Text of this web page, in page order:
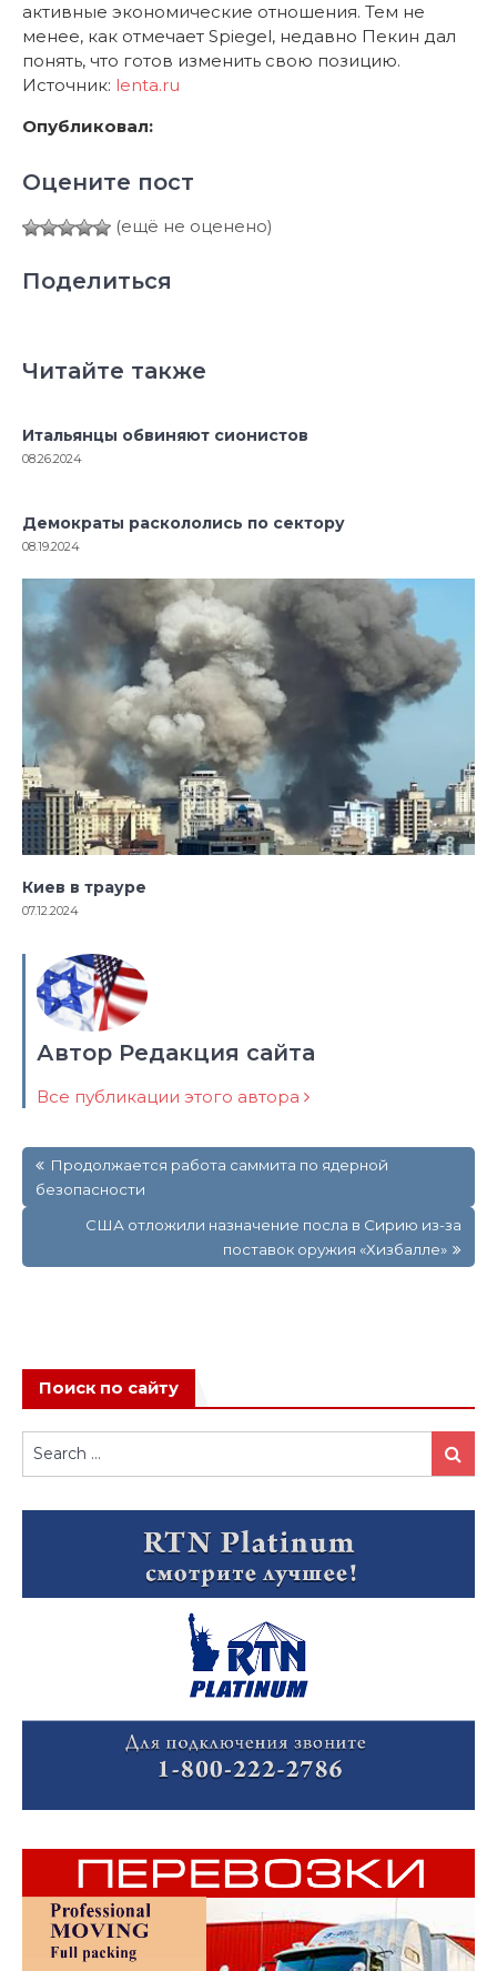
активные экономические отношения. Тем не
менее, как отмечает Spiegel, недавно Пекин дал
понять, что готов изменить свою позицию.
Источник: lenta.ru
Опубликовал:
Оцените пост
(ещё не оценено)
Поделиться
Читайте также
Итальянцы обвиняют сионистов
08.26.2024
Демократы раскололись по сектору
08.19.2024
Киев в трауре
07.12.2024
Автор Редакция сайта
Все публикации этого автора
по
записям
Продолжается работа саммита по ядерной
безопасности
США отложили назначение посла в Сирию из-за
поставок оружия «Хизбалле»
Поиск по сайту
Search
for:
Search